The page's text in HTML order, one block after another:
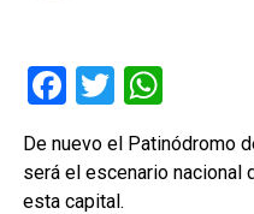
Facebook
Twitter
De nuevo el Patinódromo
será el escenario nacional
esta capital.